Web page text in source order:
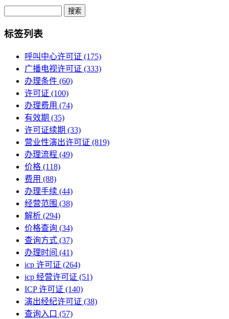
Search
标签列表
呼叫中心许可证 (175)
广播电视许可证 (333)
办理条件 (60)
许可证 (100)
办理费用 (74)
有效期 (35)
许可证续期 (33)
营业性演出许可证 (819)
办理流程 (49)
价格 (118)
费用 (88)
办理手续 (44)
经营范围 (38)
解析 (294)
价格查询 (34)
查询方式 (37)
办理时间 (41)
icp 许可证 (264)
icp 经营许可证 (51)
ICP 许可证 (140)
演出经纪许可证 (38)
查询入口 (57)